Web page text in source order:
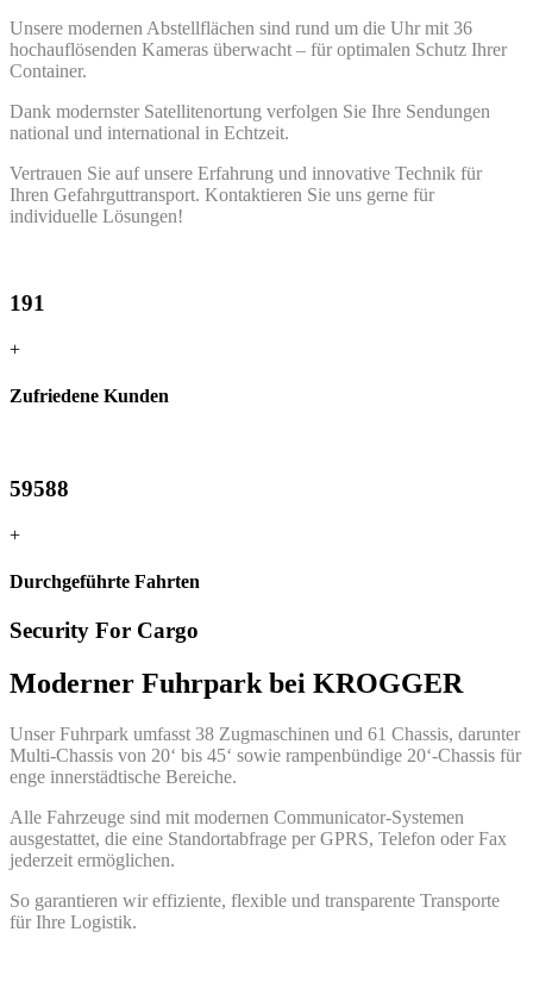
Unsere modernen Abstellflächen sind rund um die Uhr mit 36
hochauflösenden Kameras überwacht – für optimalen Schutz Ihrer
Container.
Dank modernster Satellitenortung verfolgen Sie Ihre Sendungen
national und international in Echtzeit.
Vertrauen Sie auf unsere Erfahrung und innovative Technik für
Ihren Gefahrguttransport. Kontaktieren Sie uns gerne für
individuelle Lösungen!
191
+
Zufriedene Kunden
59588
+
Durchgeführte Fahrten
Security For Cargo
Moderner Fuhrpark bei KROGGER
Unser Fuhrpark umfasst 38 Zugmaschinen und 61 Chassis, darunter
Multi-Chassis von 20‘ bis 45‘ sowie rampenbündige 20‘-Chassis für
enge innerstädtische Bereiche.
Alle Fahrzeuge sind mit modernen Communicator-Systemen
ausgestattet, die eine Standortabfrage per GPRS, Telefon oder Fax
jederzeit ermöglichen.
So garantieren wir effiziente, flexible und transparente Transporte
für Ihre Logistik.